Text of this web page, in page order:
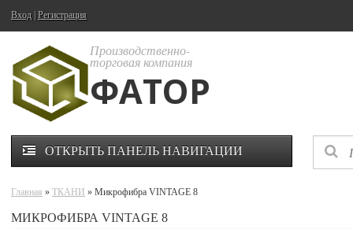
Вход Регистрация
Производственно-
торговая компания
ФАТОР
ОТКРЫТЬ ПАНЕЛЬ НАВИГАЦИИ
Главная » ТКАНИ » Микрофибра VINTAGE 8
МИКРОФИБРА VINTAGE 8